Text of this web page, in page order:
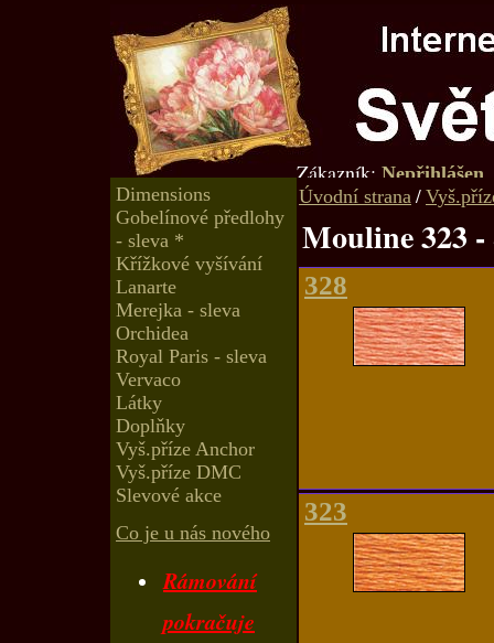
Zákazník: Nepřihlášen
Dimensions
Gobelínové předlohy
- sleva *
Křížkové vyšívání
Lanarte
Merejka - sleva
Orchidea
Royal Paris - sleva
Vervaco
Látky
Doplňky
Vyš.příze Anchor
Vyš.příze DMC
Slevové akce
Co je u nás nového
Rámování
pokračuje
Úvodní strana /
Mouline 323 -
328
323